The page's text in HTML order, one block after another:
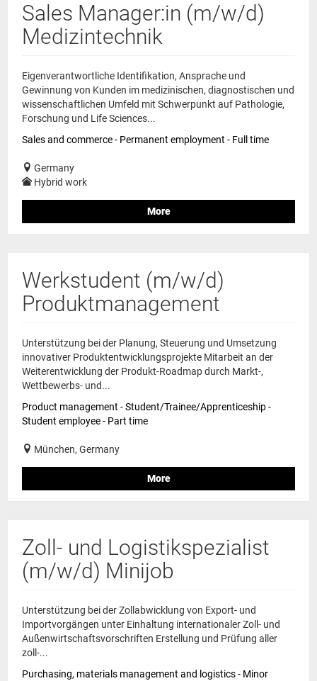
Sales Manager:in (m/w/d)
Medizintechnik
Eigenverantwortliche Identifikation, Ansprache und
Gewinnung von Kunden im medizinischen, diagnostischen und
wissenschaftlichen Umfeld mit Schwerpunkt auf Pathologie,
Forschung und Life Sciences...
Sales and commerce - Permanent employment - Full time
Germany
Hybrid work
More
Werkstudent (m/w/d)
Produktmanagement
Unterstützung bei der Planung, Steuerung und Umsetzung
innovativer Produktentwicklungsprojekte Mitarbeit an der
Weiterentwicklung der Produkt-Roadmap durch Markt-,
Wettbewerbs- und...
Product management - Student/Trainee/Apprenticeship -
Student employee - Part time
München, Germany
More
Zoll- und Logistikspezialist
(m/w/d) Minijob
Unterstützung bei der Zollabwicklung von Export- und
Importvorgängen unter Einhaltung internationaler Zoll- und
Außenwirtschaftsvorschriften Erstellung und Prüfung aller
zoll-...
Purchasing, materials management and logistics - Minor